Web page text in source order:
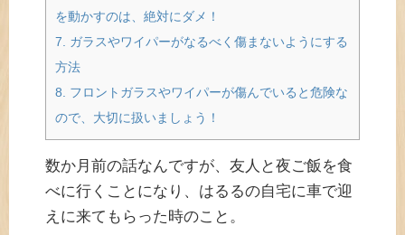
を動かすのは、絶対にダメ！
7. ガラスやワイパーがなるべく傷まないようにする
方法
8. フロントガラスやワイパーが傷んでいると危険な
ので、大切に扱いましょう！
数か月前の話なんですが、友人と夜ご飯を食
べに行くことになり、はるるの自宅に車で迎
えに来てもらった時のこと。